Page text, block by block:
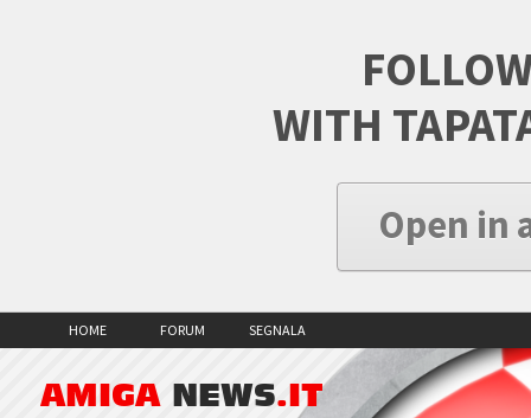
WITH
Open in
HOME FORUM SEGNALA
AMIGA NEWS.IT